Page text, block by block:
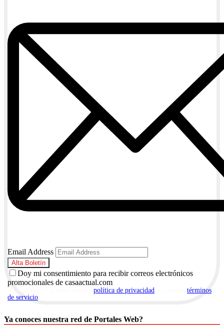
Email Address
Doy mi consentimiento para recibir correos electrónicos
promocionales de casaactual.com
política de privacidad
términos
de servicio
Ya conoces nuestra red de Portales Web?